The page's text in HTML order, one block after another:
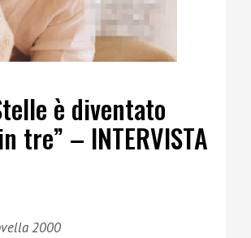
è diventato
tre” – INTERVISTA
2000